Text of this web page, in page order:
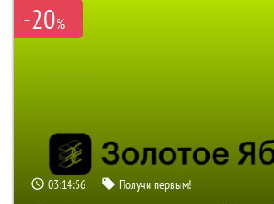
-20%
03:14:55 Получи первым!